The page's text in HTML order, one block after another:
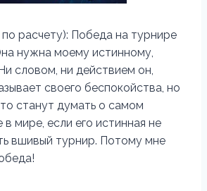
расчету): Победа на турнире
нужна моему истинному,
словом, ни действием он,
своего беспокойства, но
станут думать о самом
мире, если его истинная не
вшивый турнир. Потому мне